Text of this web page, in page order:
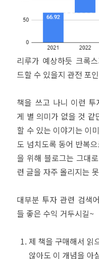
리루가 예상하듯 크록
드할 수 있을지 관전 포
책을 쓰고 나니 이런
게 별 의미가 없을 것 같
할 수 있는 이야기는 이
도 넘치도록 동어 반복
을 위해 블로그는 그대
련 글을 자주 올리지는
대부분 투자 관련 검색
들 좋은 수익 거두시길~
제 책을 구매해서 읽
않아도 이 개념을 아